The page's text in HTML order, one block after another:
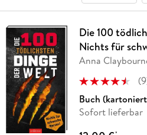
Die 100
Nichts für
Anna
(9
Buch
Sofort lieferbar